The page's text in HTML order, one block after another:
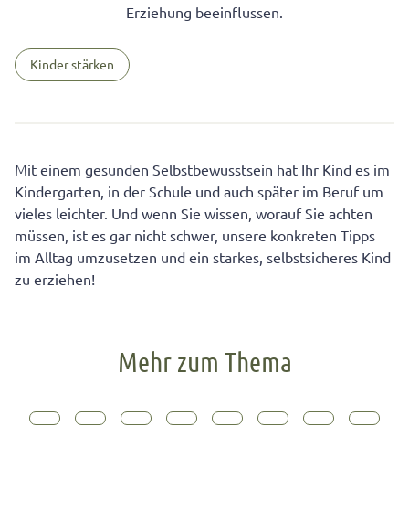
Erziehung beeinflussen.
Kinder stärken
Mit einem gesunden Selbstbewusstsein hat Ihr Kind es im
Kindergarten, in der Schule und auch später im Beruf um
vieles leichter. Und wenn Sie wissen, worauf Sie achten
müssen, ist es gar nicht schwer, unsere konkreten Tipps
im Alltag umzusetzen und ein starkes, selbstsicheres Kind
zu erziehen!
Mehr zum Thema